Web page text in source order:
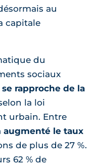
au
capitale
du
sociaux
se rapproche de la
la loi
urbain. Entre
augmenté le taux
de plus de 27 %.
62 % de